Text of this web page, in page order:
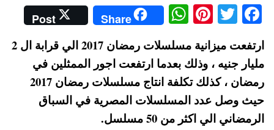
Fa
bo
ok
T
wi
tte
r
Pi
er
es
t
W
ha
ts
A
pp
Share
Post
ارتفعت ميزانية مسلسلات رمضان 2017 الي قرابة ال 2
مليار جنيه ، وذلك بعدما ارتفعت اجور الممثلين في
رمضان ، كذلك تكلفة انتاج مسلسلات رمضان 2017
حيث وصل عدد المسلسلات المصرية في السباق
الرمضاني الي اكثر من 50 مسلسل.